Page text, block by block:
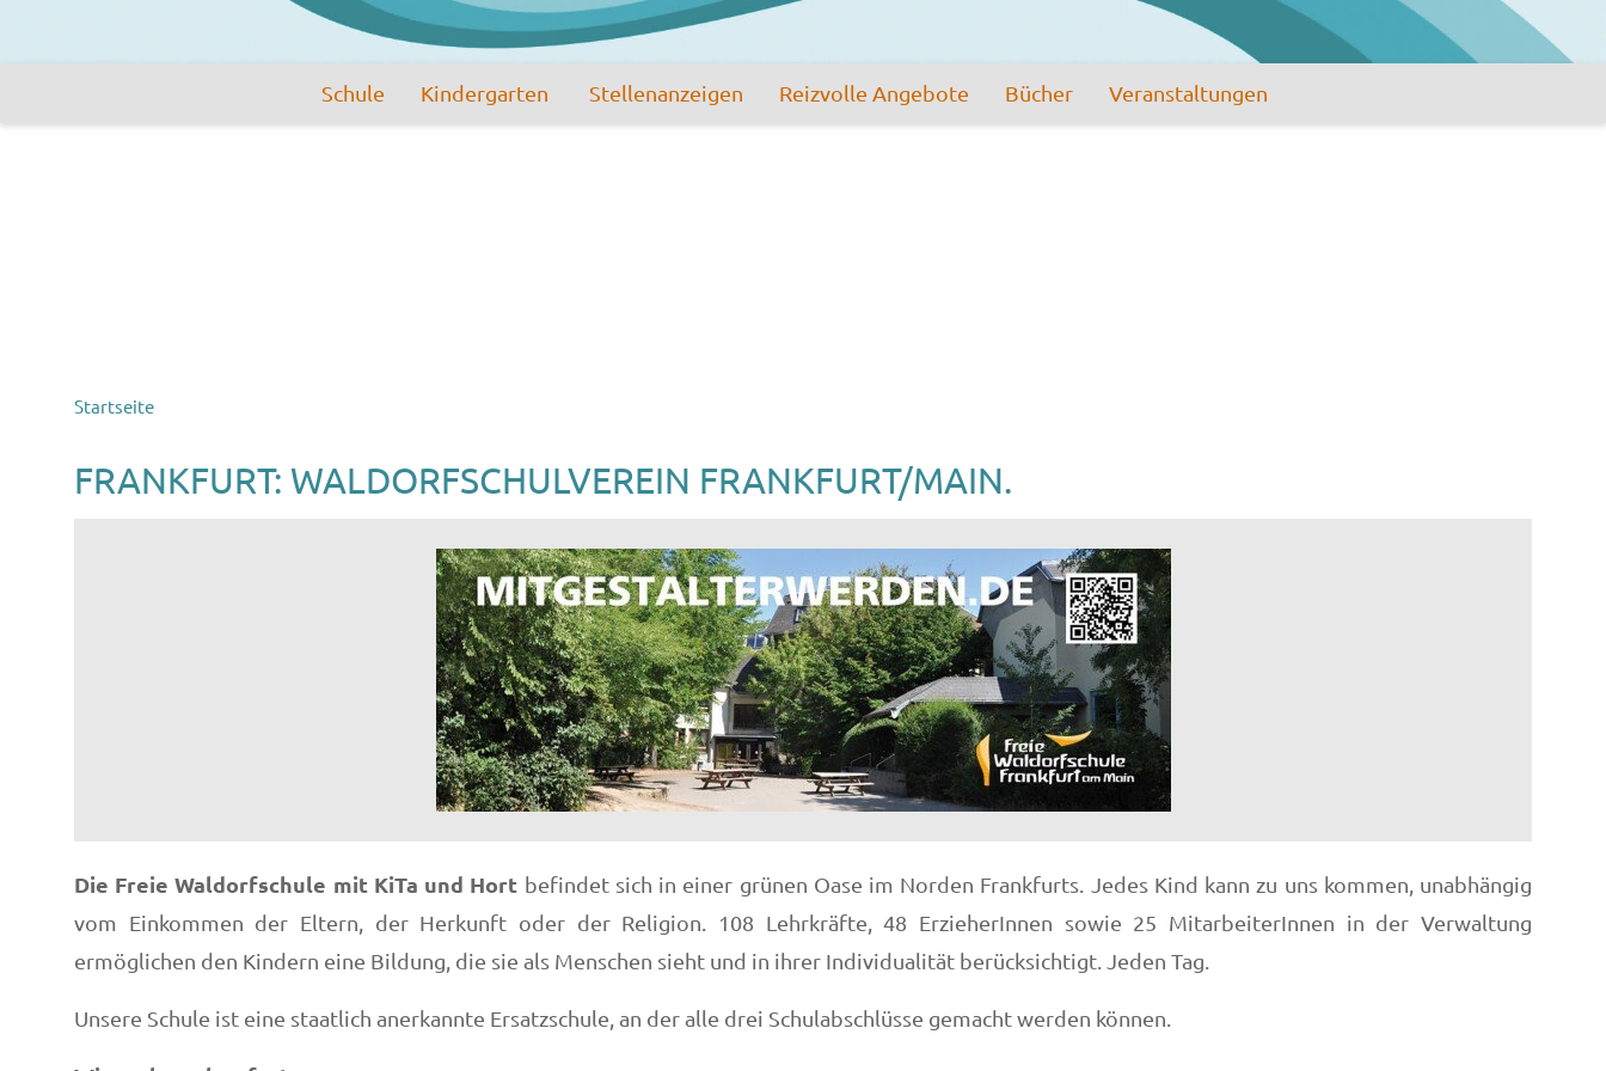
Schule Kindergarten Stellenanzeigen Reizvolle Angebote Bücher Veranstaltungen
Startseite
FRANKFURT: WALDORFSCHULVEREIN FRANKFURT/MAIN.
Die Freie Waldorfschule mit KiTa und Hort befindet sich in einer grünen Oase im Norden Frankfurts. Jedes Kind kann zu uns kommen, unabhängig
vom Einkommen der Eltern, der Herkunft oder der Religion. 108 Lehrkräfte, 48 ErzieherInnen sowie 25 MitarbeiterInnen in der Verwaltung
ermöglichen den Kindern eine Bildung, die sie als Menschen sieht und in ihrer Individualität berücksichtigt. Jeden Tag.
Unsere Schule ist eine staatlich anerkannte Ersatzschule, an der alle drei Schulabschlüsse gemacht werden können.